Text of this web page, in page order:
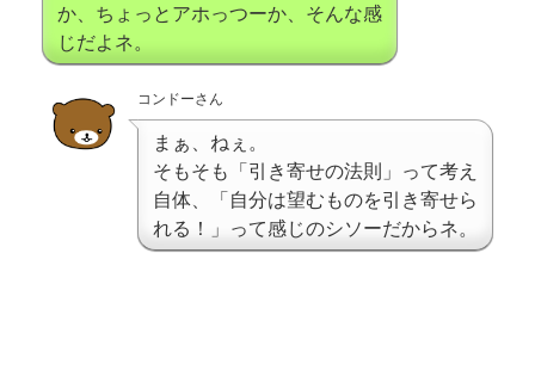
か、ちょっとアホっつーか、そんな感
じだよネ。
コンドーさん
まぁ、ねぇ。
そもそも「引き寄せの法則」って考え
自体、「自分は望むものを引き寄せら
れる！」って感じのシソーだからネ。